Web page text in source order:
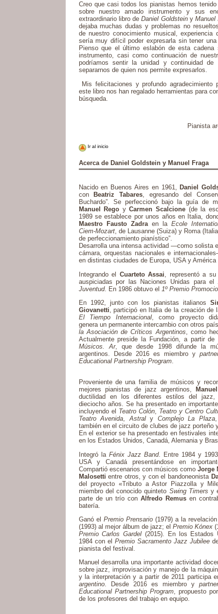
Creo que casi todos los pianistas hemos
sobre nuestro amado instrumento y sus
extraordinario libro deDaniel GoldsteinyManuel
dejaba muchas dudas y problemas no
de nuestro conocimiento musical,
sería muy difícil poder expresarla sin tener
Pienso que el último eslabón de esta cadena
instrumento, casi como continuación de
podríamos sentir la unidad y continuidad
separarnos de quien nos permite expresarlos.
Mis felicitaciones y profundo agradecimiento
este libro nos han regalado herramientas para
búsqueda.
Pianista
Ir al inicio
Acerca de Daniel Goldstein y Manuel Fraga
Nacido en Buenos Aires en 1961, Daniel
con
Beatriz Tabares, egresando del
Buchardo”. Se perfeccionó bajo la guía de
Manuel Rego yCarmen Scalcione(de la
1989 se establece por unos años en Italia,
Maestro Fausto Zadraen la Ecole
Ciem-Mozart, de Lausanne (Suiza) y Roma
de perfeccionamiento pianístico”.
Desarrolla una intensa actividad —como solista
cámara, orquestas nacionales e
en distintas ciudades de Europa, USA y América
Integrando el Cuarteto Assai , representó a
auspiciadas por las Naciones Unidas para el
Juventud. En 1986 obtuvo el 1º Premio
En 1992, junto con los pianistas italianos
Giovanetti , participó en Italia de la creación de
El Tiempo Internacional, como proyecto
genera un permanente intercambio con otros
la Asociación de Críticos Argentinos , como
Actualmente preside la Fundación, a partir
Músicos. Ar, que desde 1998 difunde la
argentinos. Desde 2016 es miembro y
Educational Partnership Program.
Proveniente de una familia de músicos y
mejores pianistas de jazz argentinos,
ductilidad en los diferentes estilos del
dieciocho años. Se ha presentado en
incluyendo el Teatro Colón, Teatro y Centro
Teatro Avenida,Astraly Complejo La Plaza,
también en el circuito de clubes de jazz porteño
En el exterior se ha presentado en festivales
en los Estados Unidos, Canadá, Alemania y
Integró la Fénix Jazz Band. Entre 1984 y
USA y Canadá presentándose en
Compartió escenarios con músicos como Jorge
Malosetti entre otros, y con el bandoneonista
del proyecto «Tributo a Astor Piazzolla y
miembro del conocido quinteto Swing Timers y
parte de un trío con Alfredo Remus en
batería.
Ganó el Premio Prensario(1979) a la
(1993) al mejor álbum de jazz; el Premio Kónex
Premio Carlos Gardel (2015). En los Estados
1984 con el Premio Sacramento Jazz Jubilee
pianista del festival.
Manuel desarrolla una importante actividad
sobre jazz, improvisación y manejo de la
y la interpretación y a partir de 2011 participa
argentino. Desde 2016 es miembro y
Educational Partnership Program, propuesto
de los profesores del trabajo en equipo.